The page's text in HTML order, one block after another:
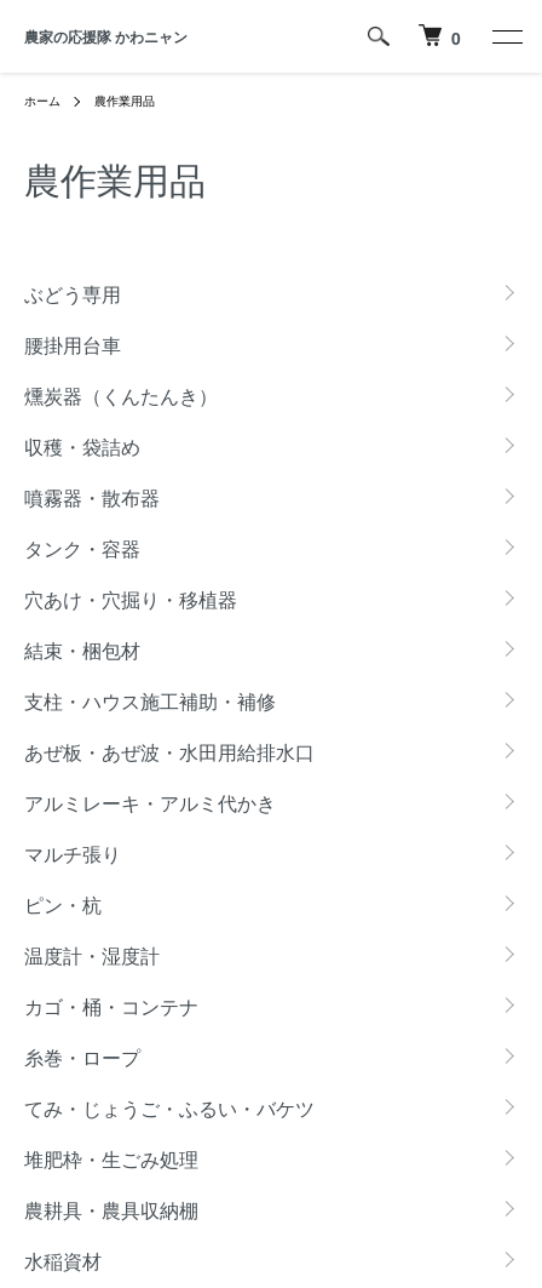
農家の応援隊 かわニャン 0
ホーム 農作業用品
農作業用品
ぶどう専用
腰掛用台車
燻炭器（くんたんき）
収穫・袋詰め
噴霧器・散布器
タンク・容器
穴あけ・穴掘り・移植器
結束・梱包材
支柱・ハウス施工補助・補修
あぜ板・あぜ波・水田用給排水口
アルミレーキ・アルミ代かき
マルチ張り
ピン・杭
温度計・湿度計
カゴ・桶・コンテナ
糸巻・ロープ
てみ・じょうご・ふるい・バケツ
堆肥枠・生ごみ処理
農耕具・農具収納棚
水稲資材